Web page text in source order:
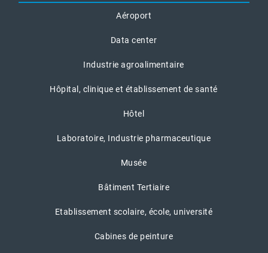
Aéroport
Data center
Industrie agroalimentaire
Hôpital, clinique et établissement de santé
Hôtel
Laboratoire, Industrie pharmaceutique
Musée
Bâtiment Tertiaire
Etablissement scolaire, école, université
Cabines de peinture